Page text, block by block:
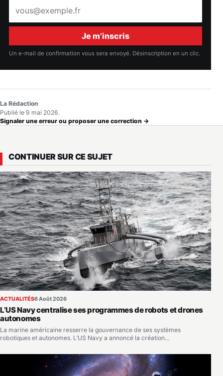
mail
Je m’inscris
Un e-mail de confirmation vous sera envoyé. Désinscription en un clic.
La Rédaction
Publié le 9 mai 2026.
Signaler une erreur ou proposer une correction →
CONTINUER SUR CE SUJET
ACTUALITÉS6 Août 2026
L’US Navy centralise ses programmes de robots et drones
autonomes
La marine américaine resserre la gouvernance de ses systèmes
robotiques et autonomes. L’US Navy a annoncé la création…